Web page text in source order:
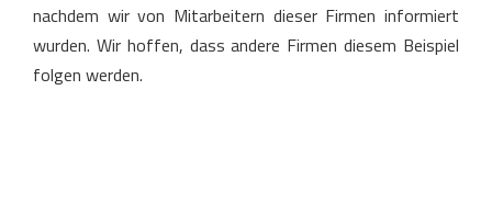
nachdem wir von Mitarbeitern dieser Firmen informiert
wurden. Wir hoffen, dass andere Firmen diesem Beispiel
folgen werden.